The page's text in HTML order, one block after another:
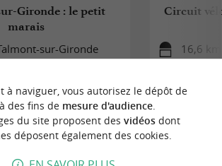
Gironde : le petit
marais
sur-Gironde
Circuit
16,6
AUX ALENTOURS
à naviguer, vous autorisez le dépôt de
des fins de mesure d'audience.
du site proposent des vidéosdont
déposent également des cookies.